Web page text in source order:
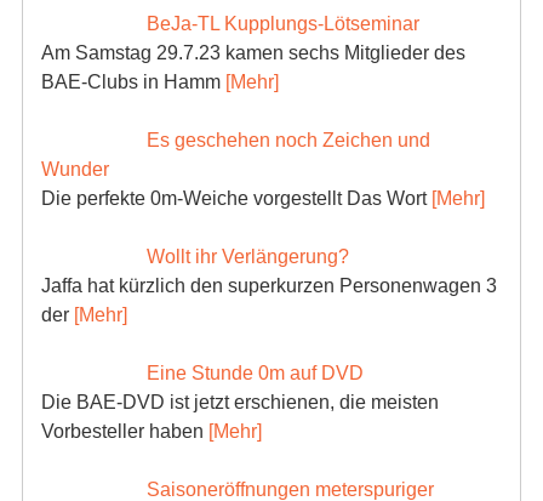
BeJa-TL Kupplungs-Lötseminar
Am Samstag 29.7.23 kamen sechs Mitglieder des
BAE-Clubs in Hamm [Mehr]
Es geschehen noch Zeichen und
Wunder
Die perfekte 0m-Weiche vorgestellt Das Wort [Mehr]
Wollt ihr Verlängerung?
Jaffa hat kürzlich den superkurzen Personenwagen 3
der [Mehr]
Eine Stunde 0m auf DVD
Die BAE-DVD ist jetzt erschienen, die meisten
Vorbesteller haben [Mehr]
Saisoneröffnungen meterspuriger